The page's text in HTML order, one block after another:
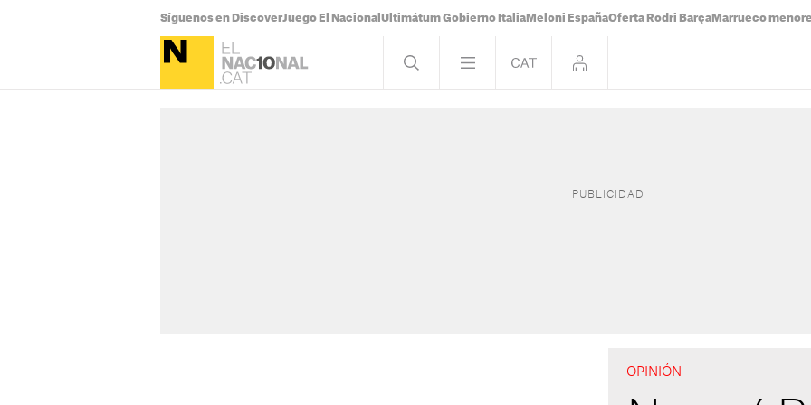
Síguenos en DiscoverJuego El Nacional Ultimátum Gobierno Italia Meloni EspañaOferta Rodri Barça Marrueco
OPINIÓN